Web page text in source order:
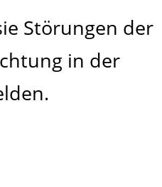
Störungen der
in der